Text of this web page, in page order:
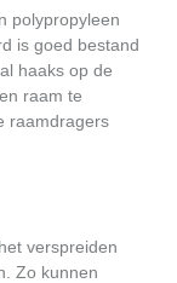
polypropyleen
is goed bestand
haaks op de
raam te
raamdragers
verspreiden
Zo kunnen